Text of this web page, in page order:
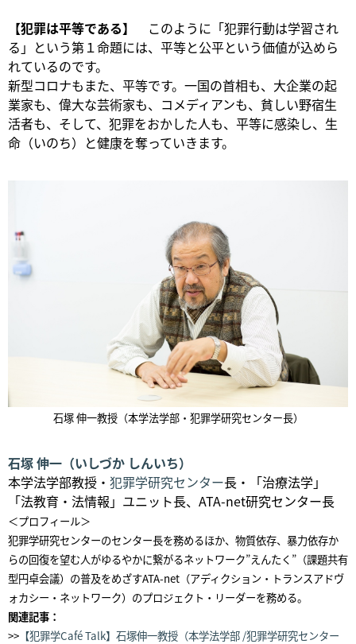
【犯罪は平等である】
このように「犯罪行動は学習され
る」という第１命題には、平等と公平という価値が込めら
れているのです。
新型コロナもまた、平等です。一国の首相も、大企業の起
業家も、偉大な芸術家も、コメディアンも、貧しい野宿生
活者も、そして、犯罪をおかした人も、平等に感染し、生
命（いのち）と健康を奪っていきます。
石塚 伸一教授（本学法学部・犯罪学研究センター長）
石塚 伸一（いしづか しんいち）
本学法学部教授・ 犯罪学研究センター長・「治療法学」
「法教育・法情報」ユニット長、ATA-net研究センター長
＜プロフィール＞
犯罪学研究センターのセンター長を務めるほか、物質依存、暴力依存か
らの回復を望む人がゆるやかに繋がるネットワーク”えんたく”（課題共有
型円卓会議）の普及をめざすATA-net（アディクション・トランスアドヴ
ォカシー・ネットワーク）のプロジェクト・リーダーを務める。
関連記事：
>> 【犯罪学Café Talk】石塚伸一教授（本学法学部 /犯罪学研究センター